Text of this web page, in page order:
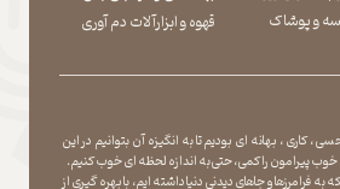
و پوشاک
​​​​​​​قهوه و ابزارآلات دم آوری
، کاری ، بهانه ای بودیم تا به انگیزه آن بتوانیم در این
پیرامون را کمی ، حتی به اندازه لحظه ای خوب کنیم.
فرامرزها و جاهای دیدنی دنیا داشته ایم، با بهره گیری از